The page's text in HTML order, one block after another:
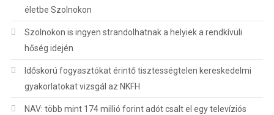
életbe Szolnokon
Szolnokon is ingyen strandolhatnak a helyiek a rendkívüli
hőség idején
Időskorú fogyasztókat érintő tisztességtelen kereskedelmi
gyakorlatokat vizsgál az NKFH
NAV: több mint 174 millió forint adót csalt el egy televíziós